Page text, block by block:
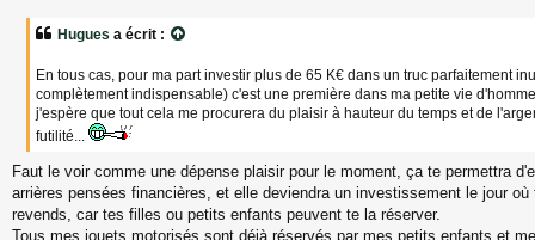
Hugues a écrit :
En tous cas, pour ma part investir plus de 65 K€ dans un truc parfaitement
complètement indispensable) c'est une première dans ma petite vie
j'espère que tout cela me procurera du plaisir à hauteur du temps et de
futilité...
Faut le voir comme une dépense plaisir pour le moment, ça te permettra
arrières pensées financières, et elle deviendra un investissement le jour
revends, car tes filles ou petits enfants peuvent te la réserver.
Tous mes jouets motorisés sont déjà réservés par mes petits enfants et